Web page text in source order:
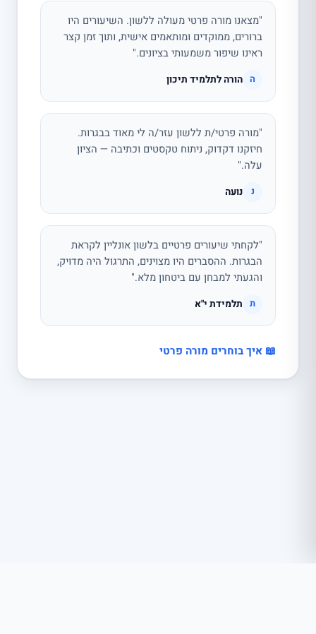
"מצאנו מורה פרטי מעולה ללשון. השיעורים היו
ברורים, ממוקדים ומותאמים אישית, ותוך זמן קצר
ראינו שיפור משמעותי בציונים."
ה הורה לתלמיד תיכון
"מורה פרטי/ת ללשון עזר/ה לי מאוד בבגרות.
חיזקנו דקדוק, ניתוח טקסטים וכתיבה — הציון
עלה."
נ נועה
"לקחתי שיעורים פרטיים בלשון אונליין לקראת
הבגרות. ההסברים היו מצוינים, התרגול היה מדויק,
והגעתי למבחן עם ביטחון מלא."
ת תלמידת י"א
📖 איך בוחרים מורה פרטי